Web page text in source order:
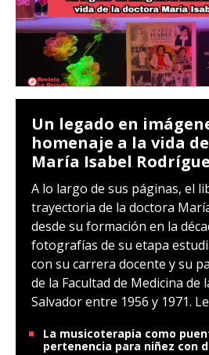
Un legado en
homenaje a la vida
María Isabel
A lo largo de sus páginas, el
trayectoria de la doctora
desde su formación en la
fotografías de su etapa
con su carrera docente y su
de la Facultad de Medicina de
Salvador entre 1956 y 1971.
La musicoterapia como
pertenencia para niñez con